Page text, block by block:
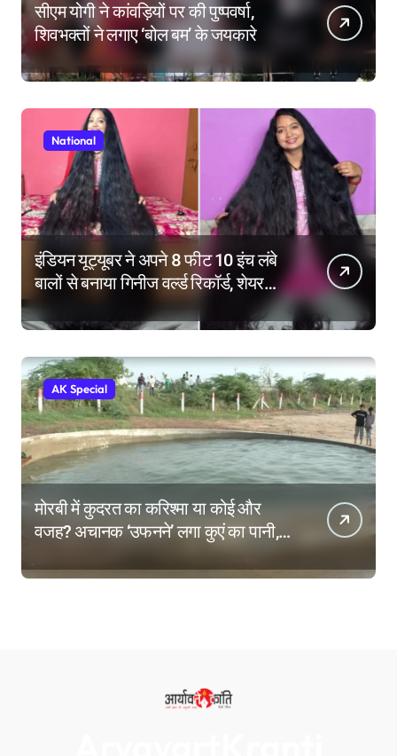
सीएम योगी ने कांवड़ियों पर की पुष्पवर्षा,
शिवभक्तों ने लगाए ‘बोल बम’ के जयकारे
National
इंडियन यूट्यूबर ने अपने 8 फीट 10 इंच लंबे
बालों से बनाया गिनीज वर्ल्ड रिकॉर्ड, शेयर
किए हेयर केयर टिप्स
AK Special
मोरबी में कुदरत का करिश्मा या कोई और
वजह? अचानक ‘उफनने’ लगा कुएं का पानी,